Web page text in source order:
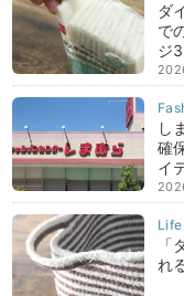
ダ
で
ジ
し
確
イ
れ